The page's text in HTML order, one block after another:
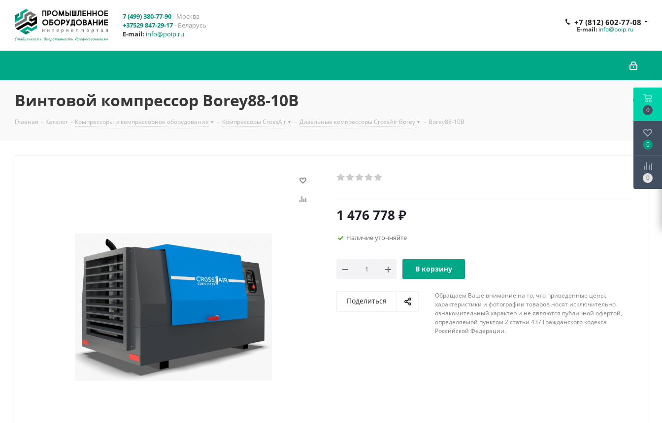
7 (499) 380-77-90- Москва
+37529 847-29-17- Беларусь
E-mail: info@poip.ru
+7 (812) 602-77-08
E-mail: info@poip.ru
Винтовой компрессор Borey88-10B
Главная - Каталог - Компрессоры и компрессорное оборудование - Компрессоры CrossAir - Дизельные компрессоры CrossAir Borey - Borey88-10B
1 476 778 ₽
Наличие уточняйте
В корзину
Поделиться
Обращаем Ваше внимание на то, что приведенные цены,
характеристики и фотографии товаров носят исключительно
ознакомительный характер и не являются публичной офертой,
определяемой пунктом 2 статьи 437 Гражданского кодекса
Российской Федерации.
0
0
0